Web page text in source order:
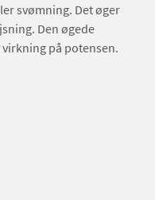
svømning. Det øger
Den øgede
på potensen.